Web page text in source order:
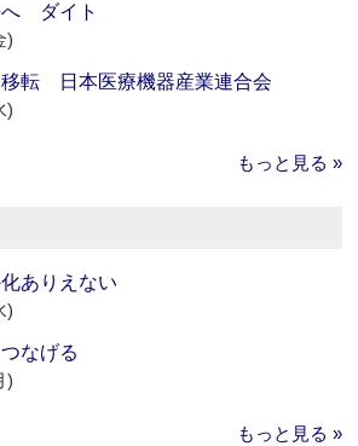
へ ダイト
)
転 日本医療機器産業連合会
)
もっと見る »
ありえない
)
なげる
)
もっと見る »